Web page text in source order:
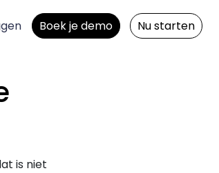
Boek je demo Nu starten
is niet